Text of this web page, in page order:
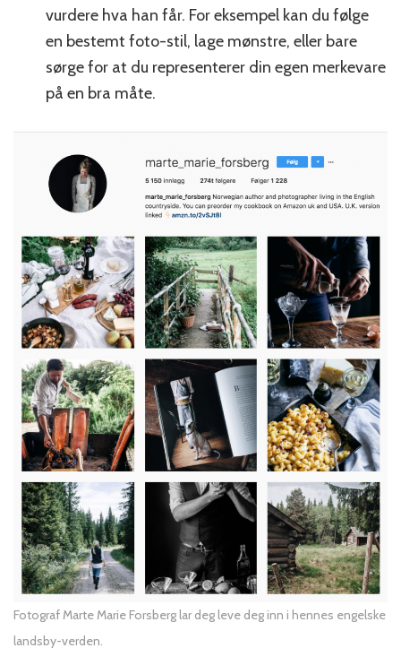
vurdere hva han får. For eksempel kan du følge
en bestemt foto-stil, lage mønstre, eller bare
sørge for at du representerer din egen merkevare
på en bra måte.
Fotograf Marte Marie Forsberg lar deg leve deg inn i hennes engelske
landsby-verden.